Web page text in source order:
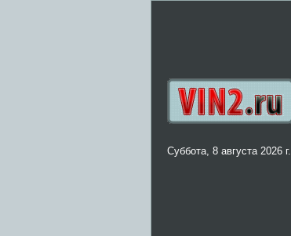
Суббота, 8 августа 2026 г.